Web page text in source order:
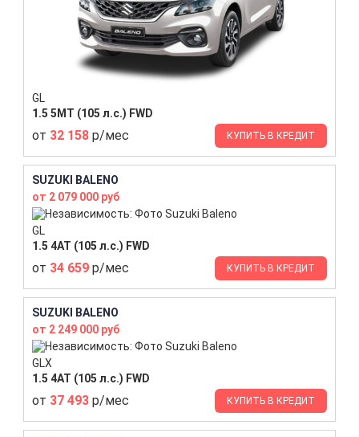
GL
1.5 5MT (105 л.с.) FWD
от 32 158 р/мес КУПИТЬ В КРЕДИТ
SUZUKI BALENO
от 2 079 000 руб
GL
1.5 4AT (105 л.с.) FWD
от 34 659 р/мес КУПИТЬ В КРЕДИТ
SUZUKI BALENO
от 2 249 000 руб
GLX
1.5 4AT (105 л.с.) FWD
от 37 493 р/мес КУПИТЬ В КРЕДИТ